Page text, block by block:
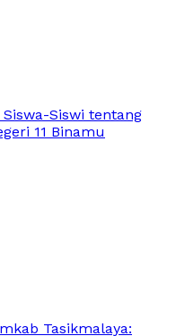
Siswi tentang
11 Binamu
Tasikmalaya: